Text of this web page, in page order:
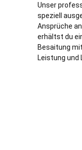
Unser
speziell
Ansprüche
erhältst du
Besaitung
Leistung und